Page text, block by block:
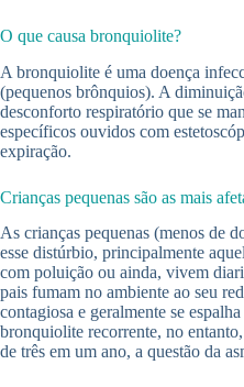
O que causa bronquiolite?
A bronquiolite é uma doença
(pequenos brônquios). A
desconforto respiratório que se
específicos ouvidos com
expiração.
Crianças pequenas são as mais
As crianças pequenas (menos de
esse distúrbio, principalmente
com poluição ou ainda, vivem
pais fumam no ambiente ao seu
contagiosa e geralmente se
bronquiolite recorrente, no
de três em um ano, a questão da